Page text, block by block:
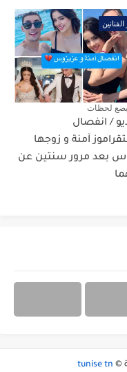
الفنانين
بضع لحظات
/ انفصال
آمنة و زوجها
بعد مرور سنتين عن
©
tunise tn